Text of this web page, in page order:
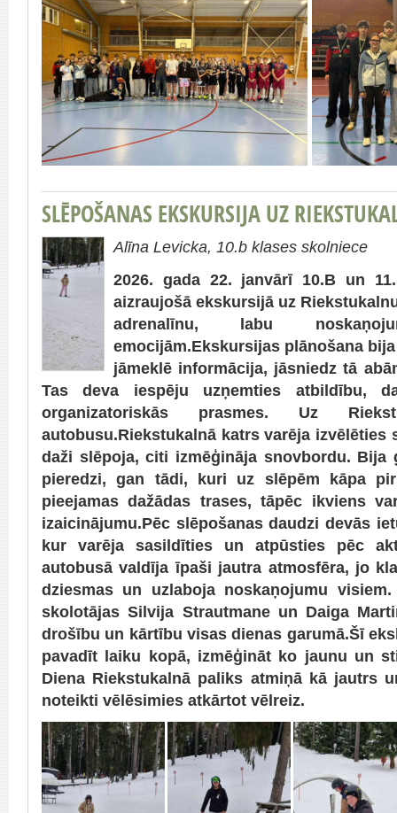
SLĒPOŠANAS EKSKURSIJA UZ
Alīna Levicka, 10.b klases skolniece
2026. gada 22. janvārī 10.B un
aizraujošā ekskursijā uz
adrenalīnu, labu
emocijām.Ekskursijas plānošana
jāmeklē informācija, jāsniedz tā
Tas deva iespēju uzņemties atbildību,
organizatoriskās prasmes. Uz
autobusu.Riekstukalnā katrs varēja izvēlēties
daži slēpoja, citi izmēģināja snovbordu. Bija
pieredzi, gan tādi, kuri uz slēpēm kāpa
pieejamas dažādas trases, tāpēc ikviens
izaicinājumu.Pēc slēpošanas daudzi devās
kur varēja sasildīties un atpūsties pēc
autobusā valdīja īpaši jautra atmosfēra, jo
dziesmas un uzlaboja noskaņojumu
skolotājas Silvija Strautmane un Daiga
drošību un kārtību visas dienas garumā.Šī
pavadīt laiku kopā, izmēģināt ko jaunu un
Diena Riekstukalnā paliks atmiņā kā jautrs
noteikti vēlēsimies atkārtot vēlreiz.